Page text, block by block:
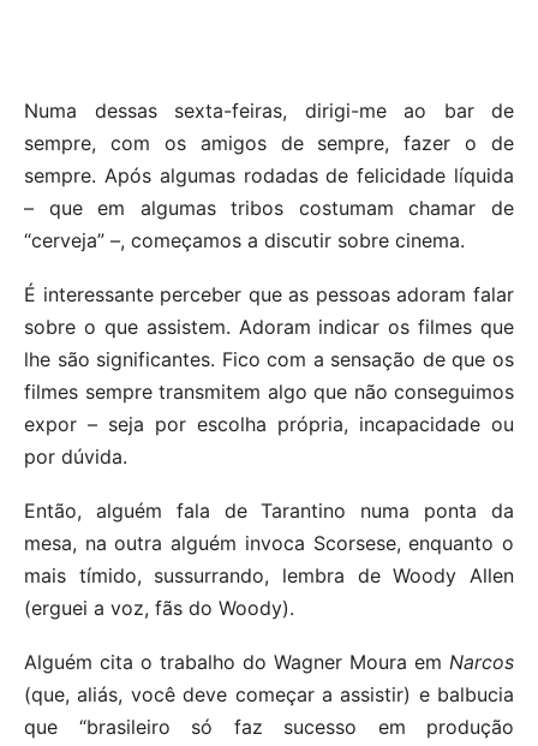
Numa dessas sexta-feiras, dirigi-me ao bar de
sempre, com os amigos de sempre, fazer o de
sempre. Após algumas rodadas de felicidade líquida
– que em algumas tribos costumam chamar de
“cerveja” –, começamos a discutir sobre cinema.
É interessante perceber que as pessoas adoram falar
sobre o que assistem. Adoram indicar os filmes que
lhe são significantes. Fico com a sensação de que os
filmes sempre transmitem algo que não conseguimos
expor – seja por escolha própria, incapacidade ou
por dúvida.
Então, alguém fala de Tarantino numa ponta da
mesa, na outra alguém invoca Scorsese, enquanto o
mais tímido, sussurrando, lembra de Woody Allen
(erguei a voz, fãs do Woody).
Alguém cita o trabalho do Wagner Moura em Narcos
(que, aliás, você deve começar a assistir) e balbucia
que “brasileiro só faz sucesso em produção